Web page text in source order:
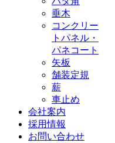
垂木
コンクリー
トパネル・
パネコート
矢板
舗装定規
薪
車止め
会社案内
採用情報
お問い合わせ